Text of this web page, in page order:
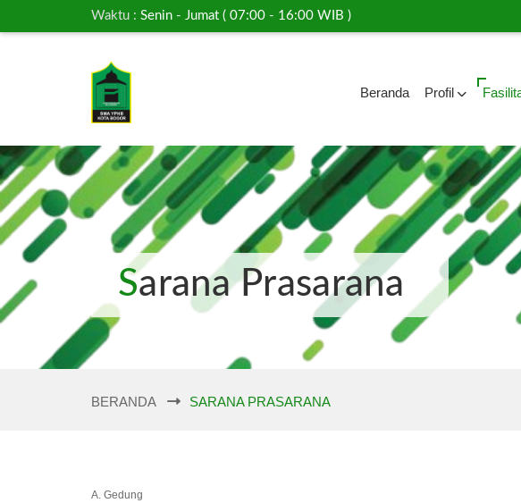
Waktu : Senin - Jumat ( 07:00 - 16:00 WIB )
Beranda Profil
Sarana Prasarana
BERANDA SARANA PRASARANA
A. Gedung